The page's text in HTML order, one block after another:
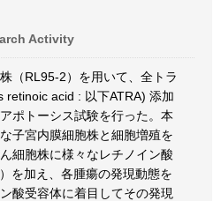
Activity
（RL95-2）を用いて、全トラ
retinoic acid : 以下ATRA) 添加
ポトーシス試験を行った。本
子宮内膜細胞株と細胞増殖を
細胞株に様々なレチノイン酸
を加え、各腫瘍の発現動態を
酸受容体に着目してその発現